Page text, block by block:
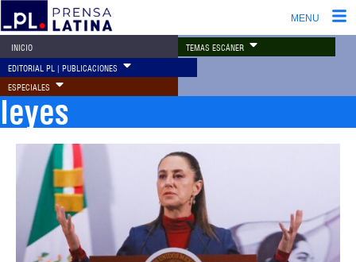
MENU
INICIO TEMAS ESCÁNER
EDITORIAL PL | PUBLICACIONES
ESPECIALES
leyes